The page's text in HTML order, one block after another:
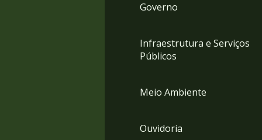
Governo
Infraestrutura e Serviços
Públicos
Meio Ambiente
Ouvidoria